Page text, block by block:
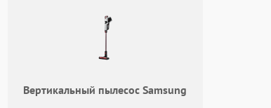
Вертикальный пылесос Samsung